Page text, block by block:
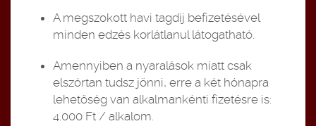
A megszokott havi tagdíj befizetésével
minden edzés korlátlanul látogatható.
Amennyiben a nyaralások miatt csak
elszórtan tudsz jönni, erre a két hónapra
lehetőség van alkalmankénti fizetésre is:
4.000 Ft / alkalom.